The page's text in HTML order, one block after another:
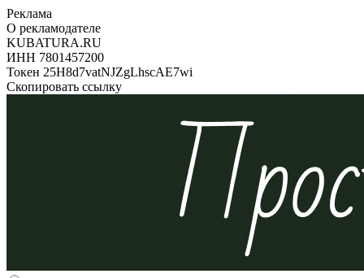
Реклама
О рекламодателе
KUBATURA.RU
ИНН 7801457200
Токен 25H8d7vatNJZgLhscAE7wi
Скопировать ссылку